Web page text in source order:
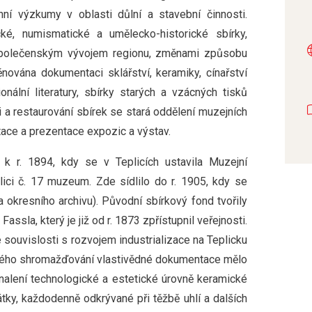
výzkumy v oblasti důlní a stavební činnosti.
numismatické a umělecko-historické sbírky,
vývojem regionu, změnami způsobu
dokumentaci sklářství, keramiky, cínařství
literatury, sbírky starých a vzácných tisků
restaurování sbírek se stará oddělení muzejních
a prezentace expozic a výstav.
k r. 1894, kdy se v Teplicích ustavila Muzejní
č. 17 muzeum. Zde sídlilo do r. 1905, kdy se
archivu). Původní sbírkový fond tvořily
který je již od r. 1873 zpřístupnil veřejnosti.
s rozvojem industrializace na Teplicku
shromažďování vlastivědné dokumentace mělo
technologické a estetické úrovně keramické
každodenně odkrývané při těžbě uhlí a dalších